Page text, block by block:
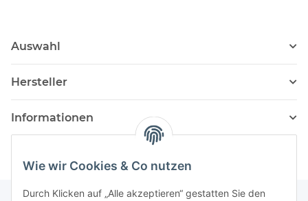
Wie wir Cookies & Co nutzen
Durch Klicken auf „Alle akzeptieren“ gestatten Sie den
Auswahl
Hersteller
Informationen